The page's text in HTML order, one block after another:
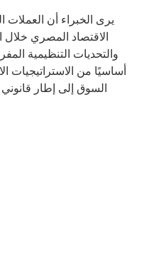
يرى الخبراء أن
الاقتصاد المصري خلال
والتحديات التنظيمية
أساسيًا من الاستراتيجيات
السوق إلى إطار